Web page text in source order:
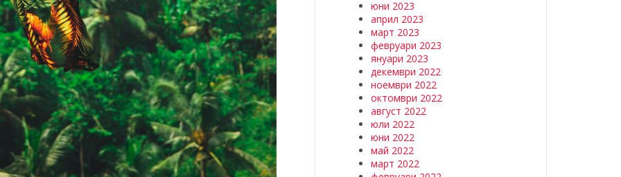
юни 2023
април 2023
март 2023
февруари 2023
януари 2023
декември 2022
ноември 2022
октомври 2022
август 2022
юли 2022
юни 2022
май 2022
март 2022